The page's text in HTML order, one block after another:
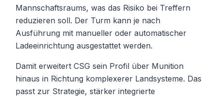
Mannschaftsraums, was das Risiko bei Treffern
reduzieren soll. Der Turm kann je nach
Ausführung mit manueller oder automatischer
Ladeeinrichtung ausgestattet werden.
Damit erweitert CSG sein Profil über Munition
hinaus in Richtung komplexerer Landsysteme. Das
passt zur Strategie, stärker integrierte